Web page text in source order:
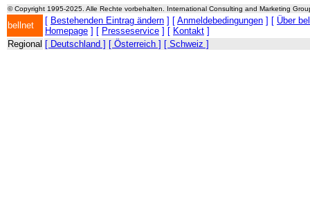
© Copyright 1995-2025. Alle Rechte vorbehalten. International Consulting and Marketing
bellnet [ Bestehenden Eintrag ändern ] [ Anmeldebedingungen ] [ Über
Homepage ] [ Presseservice ] [ Kontakt ]
Regional [ Deutschland ] [ Österreich ] [ Schweiz ]